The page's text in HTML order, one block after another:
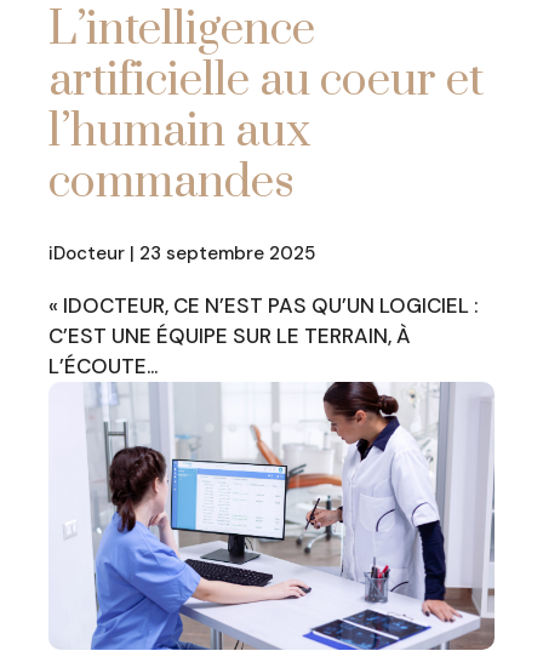
L’intelligence
artificielle au coeur et
l’humain aux
commandes
iDocteur | 23 septembre 2025
« IDOCTEUR, CE N’EST PAS QU’UN LOGICIEL :
C’EST UNE ÉQUIPE SUR LE TERRAIN, À
L’ÉCOUTE…